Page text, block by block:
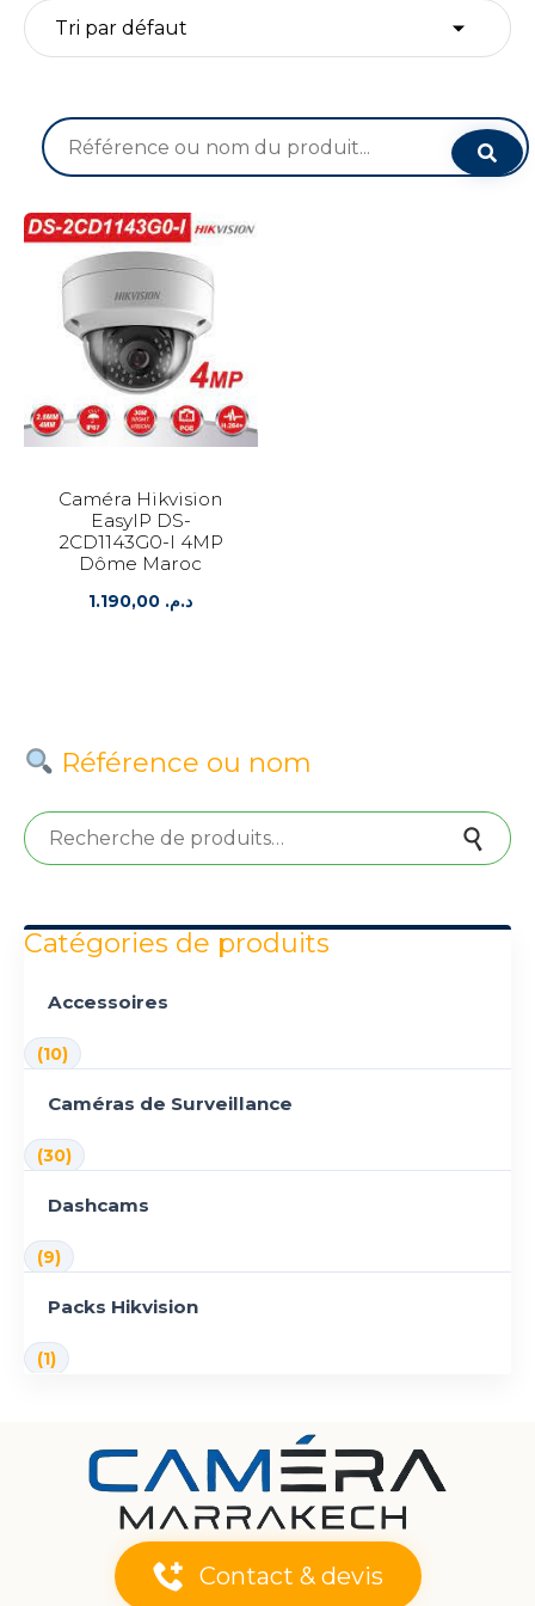
Recherche
pour :
Caméra Hikvision
EasyIP DS-
2CD1143G0-I 4MP
Dôme Maroc
د.م.
Référence ou nom
Recherche pour :
Catégories de produits
Accessoires
(10)
Caméras de Surveillance
(30)
Dashcams
(9)
Packs Hikvision
(1)
Contact & devis